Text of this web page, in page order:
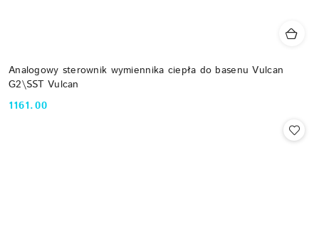
Analogowy sterownik wymiennika ciepła do basenu Vulcan
G2\SST Vulcan
Cena:
1161.00